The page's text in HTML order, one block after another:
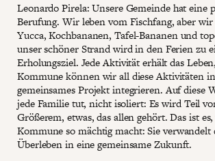
Leonardo Pirela: Unsere Gemeinde hat eine
Berufung. Wir leben vom Fischfang, aber wir
Yucca, Kochbananen, Tafel-Bananen und
unser schöner Strand wird in den Ferien zu
Erholungsziel. Jede Aktivität erhält das
Kommune können wir all diese Aktivitäten
gemeinsames Projekt integrieren. Auf diese
jede Familie tut, nicht isoliert: Es wird Teil
Größerem, etwas, das allen gehört. Das ist
Kommune so mächtig macht: Sie verwandelt
Überleben in eine gemeinsame Zukunft.